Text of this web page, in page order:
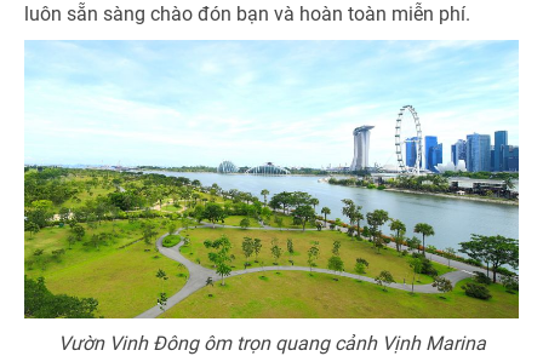
luôn sẵn sàng chào đón bạn và hoàn toàn miễn phí.
Vườn Vinh Đông ôm trọn quang cảnh Vịnh Marina